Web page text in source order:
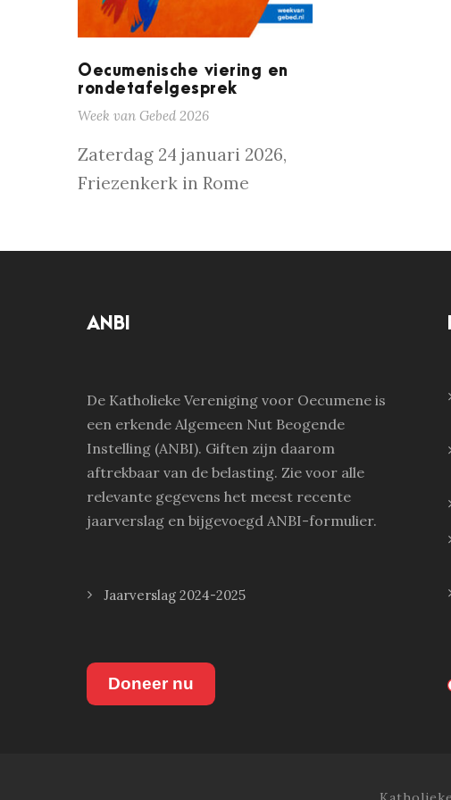
Oecumenische viering en
rondetafelgesprek
Week van Gebed 2026
Zaterdag 24 januari 2026,
Friezenkerk in Rome
ANBI
De Katholieke Vereniging voor Oecumene is
een erkende Algemeen Nut Beogende
Instelling (ANBI). Giften zijn daarom
aftrekbaar van de belasting. Zie voor alle
relevante gegevens het meest recente
jaarverslag en bijgevoegd ANBI-formulier.
Jaarverslag 2024-2025
Doneer nu